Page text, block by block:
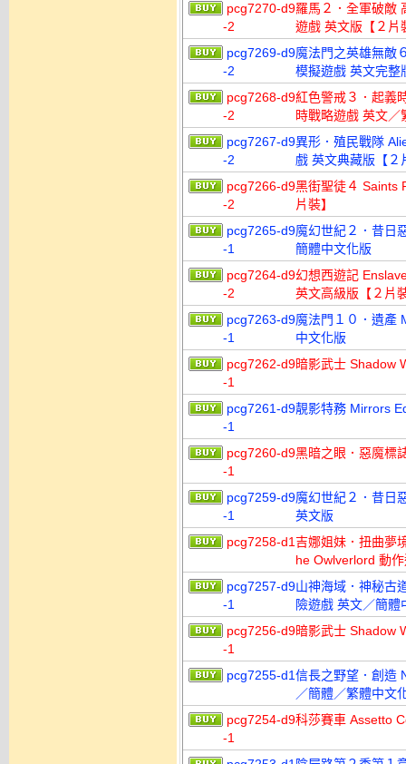
pcg7270-d9
-2
羅馬２．全軍破敵
遊戲 英文版【２片
pcg7269-d9
-2
魔法門之英雄無敵
模擬遊戲 英文完整
pcg7268-d9
-2
紅色警戒３．起義
時戰略遊戲 英文
pcg7267-d9
-2
異形．殖民戰隊
戲 英文典藏版【２
pcg7266-d9
-2
黑街聖徒４ Saints
片裝】
pcg7265-d9
-1
魔幻世紀２．昔日
簡體中文化版
pcg7264-d9
-2
幻想西遊記
英文高級版【２片
pcg7263-d9
-1
魔法門１０．遺產
中文化版
pcg7262-d9
-1
暗影武士 Shadow
pcg7261-d9
-1
靚影特務 Mirrors
pcg7260-d9
-1
黑暗之眼．惡魔標
pcg7259-d9
-1
魔幻世紀２．昔日
英文版
pcg7258-d1吉娜姐妹．扭曲夢
he Owlverlord 動
pcg7257-d9
-1
山神海域．神秘古
險遊戲 英文／簡體
pcg7256-d9
-1
暗影武士 Shadow
pcg7255-d1信長之野望．創造
／簡體／繁體中文
pcg7254-d9
-1
科莎賽車 Assetto